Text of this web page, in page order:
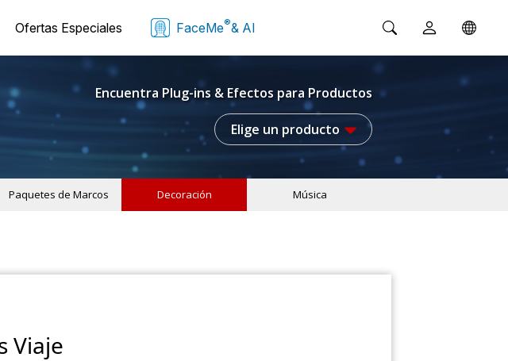
Ofertas Especiales FaceMe®& AI
Encuentra Plug-ins & Efectos para Productos
Elige un producto
Paquetes de Marcos Decoración Música
Viaje